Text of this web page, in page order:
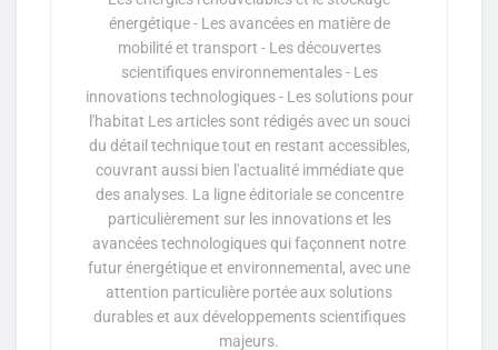
énergétique - Les avancées en matière de
mobilité et transport - Les découvertes
scientifiques environnementales - Les
innovations technologiques - Les solutions pour
l'habitat Les articles sont rédigés avec un souci
du détail technique tout en restant accessibles,
couvrant aussi bien l'actualité immédiate que
des analyses. La ligne éditoriale se concentre
particulièrement sur les innovations et les
avancées technologiques qui façonnent notre
futur énergétique et environnemental, avec une
attention particulière portée aux solutions
durables et aux développements scientifiques
majeurs.